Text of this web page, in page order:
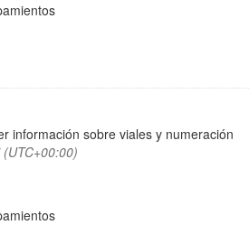
información sobre viales y numeración